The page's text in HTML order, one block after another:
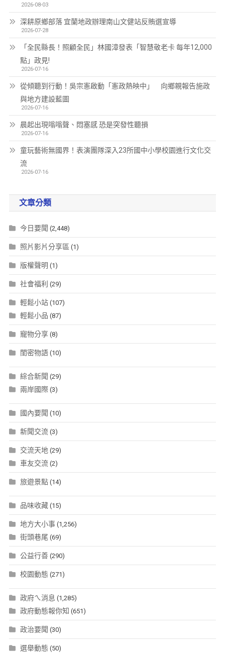
2026-08-03
深耕原鄉部落 宜蘭地政辦理南山文健站反賄選宣導
2026-07-28
「全民縣長！照顧全民」林國漳發表「智慧敬老卡 每年12,000
點」政見!
2026-07-16
從傾聽到行動！吳宗憲啟動「憲政熱映中」 向鄉親報告施政
與地方建設藍圖
2026-07-16
晨起出現嗡嗡聲、悶塞感 恐是突發性聽損
2026-07-16
童玩藝術無國界！表演團隊深入23所國中小學校園進行文化交
流
2026-07-16
文章分類
今日要聞 (2,448)
照片影片分享區 (1)
版權聲明 (1)
社會福利 (29)
輕鬆小站(107)
輕鬆小品 (87)
寵物分享(8)
閨密物語(10)
綜合新聞 (29)
兩岸國際(3)
國內要聞 (10)
新聞交流(3)
交流天地(29)
車友交流(2)
旅遊景點(14)
品味收藏(15)
地方大小事(1,256)
街頭巷尾 (69)
公益行善(290)
校園動態 (271)
政府ㄟ消息 (1,285)
政府動態報你知 (651)
政治要聞 (30)
選舉動態 (50)